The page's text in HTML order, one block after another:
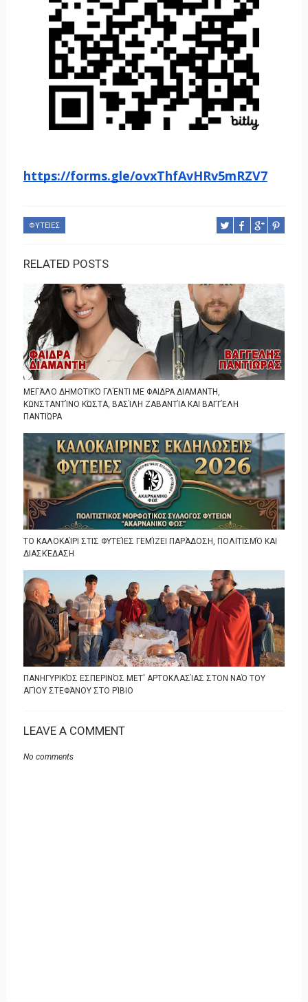
https://forms.gle/ovxThfAvHRv5mRZV7
ΦΥΤΕΙΕΣ
RELATED POSTS
ΜΕΓΆΛΟ ΔΗΜΟΤΙΚΌ ΓΛΈΝΤΙ ΜΕ ΦΑΙΔΡΑ ΔΙΑΜΑΝΤΗ,
ΚΩΝΣΤΑΝΤΊΝΟ ΚΏΣΤΑ, ΒΑΣΊΛΗ ΖΑΒΑΝΤΊΑ ΚΑΙ ΒΑΓΓΈΛΗ
ΠΑΝΤΙΏΡΑ
ΤΟ ΚΑΛΟΚΑΊΡΙ ΣΤΙΣ ΦΥΤΕΊΕΣ ΓΕΜΊΖΕΙ ΠΑΡΆΔΟΣΗ, ΠΟΛΙΤΙΣΜΌ ΚΑΙ
ΔΙΑΣΚΈΔΑΣΗ
ΠΑΝΗΓΥΡΙΚΌΣ ΕΣΠΕΡΙΝΌΣ ΜΕΤ' ΑΡΤΟΚΛΑΣΊΑΣ ΣΤΟΝ ΝΑΌ ΤΟΥ
ΑΓΊΟΥ ΣΤΕΦΆΝΟΥ ΣΤΟ ΡΊΒΙΟ
LEAVE A COMMENT
No comments